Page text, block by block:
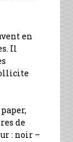
en
Il
de
: noir –